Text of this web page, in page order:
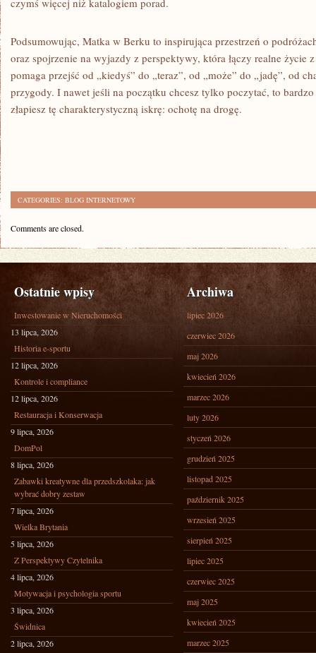
czymś więcej niż katalogiem porad.
Podsumowując, Matka w Berku to inspirująca przestrzeń o
oraz spojrzenie na wyjazdy z perspektywy, która łączy realne życie
pomaga przejść od „kiedyś” do „teraz”, od „może” do „jadę”, od
przygody. I nawet jeśli na początku chcesz tylko poczytać, to
złapiesz tę charakterystyczną iskrę: ochotę na drogę.
CATEGORIES: BLOG INTERNETOWY
Comments are closed.
Ostatnie wpisy
Inwestowanie w Nieruchomości
13 lipca, 2026
Historia e-sportu
12 lipca, 2026
Kontrole i compliance
12 lipca, 2026
Restauracja i Konserwacja
9 lipca, 2026
DomPol
8 lipca, 2026
Zabawki kreatywne dla przedszkolaka: jak
wybrać dobry zestaw
7 lipca, 2026
Wielka Brytania
5 lipca, 2026
Z Perspektywy Czytelnika
4 lipca, 2026
Motywacja i psychologia sportu
3 lipca, 2026
Świdnica
2 lipca, 2026
Archiwa
lipiec 2026
czerwiec 2026
maj 2026
kwiecień 2026
marzec 2026
luty 2026
styczeń 2026
grudzień 2025
listopad 2025
październik 2025
wrzesień 2025
sierpień 2025
lipiec 2025
czerwiec 2025
maj 2025
kwiecień 2025
marzec 2025